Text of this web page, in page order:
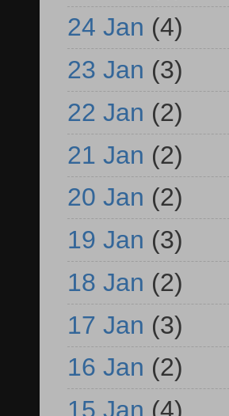
24 Jan (4)
23 Jan (3)
22 Jan (2)
21 Jan (2)
20 Jan (2)
19 Jan (3)
18 Jan (2)
17 Jan (3)
16 Jan (2)
15 Jan (4)